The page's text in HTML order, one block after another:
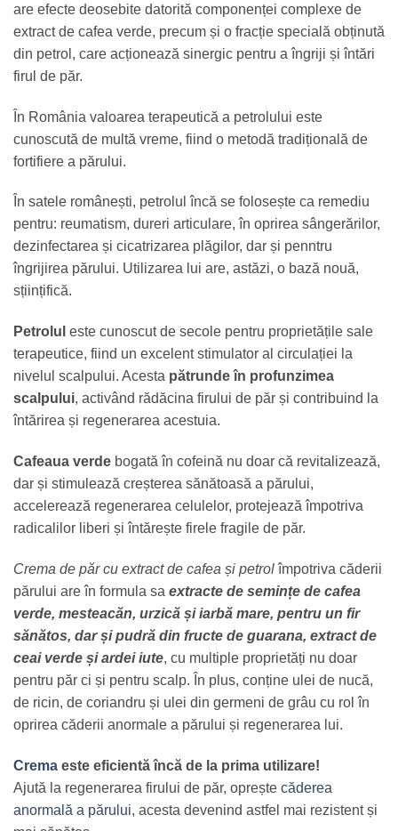
are efecte deosebite datorită componenței complexe de
extract de cafea verde, precum și o fracție specială obținută
din petrol, care acționează sinergic pentru a îngriji și întări
firul de păr.
În România valoarea terapeutică a petrolului este
cunoscută de multă vreme, fiind o metodă tradițională de
fortifiere a părului.
În satele românești, petrolul încă se folosește ca remediu
pentru: reumatism, dureri articulare, în oprirea sângerărilor,
dezinfectarea și cicatrizarea plăgilor, dar și penntru
îngrijirea părului. Utilizarea lui are, astăzi, o bază nouă,
sțiințifică.
Petrolul este cunoscut de secole pentru proprietățile sale
terapeutice, fiind un excelent stimulator al circulației la
nivelul scalpului. Acesta pătrunde în profunzimea
scalpului, activând rădăcina firului de păr și contribuind la
întărirea și regenerarea acestuia.
Cafeaua verde bogată în cofeină nu doar că revitalizează,
dar și stimulează creșterea sănătoasă a părului,
accelerează regenerarea celulelor, protejează împotriva
radicalilor liberi și întărește firele fragile de păr.
Crema de păr cu extract de cafea și petrolîmpotriva căderii
părului are în formula sa extracte de semințe de cafea
verde, mesteacăn, urzică și iarbă mare, pentru un fir
sănătos, dar și pudră din fructe de guarana, extract de
ceai verde și ardei iute, cu multiple proprietăți nu doar
pentru păr ci și pentru scalp. În plus, conține ulei de nucă,
de ricin, de coriandru și ulei din germeni de grâu cu rol în
oprirea căderii anormale a părului și regenerarea lui.
Crema este eficientă încă de la prima utilizare!
Ajută la regenerarea firului de păr, oprește căderea
anormală a părului, acesta devenind astfel mai rezistent și